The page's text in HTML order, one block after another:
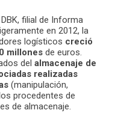
filial de Informa
en 2012, la
logísticos creció
millones de euros.
delalmacenaje de
realizadas
(manipulación,
procedentes de
de almacenaje.